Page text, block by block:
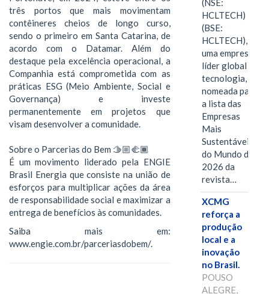
três portos que mais movimentam
contêineres cheios de longo curso,
sendo o primeiro em Santa Catarina, de
acordo com o Datamar. Além do
destaque pela excelência operacional, a
Companhia está comprometida com as
práticas ESG (Meio Ambiente, Social e
Governança) e investe
permanentemente em projetos que
visam desenvolver a comunidade.
Sobre o Parcerias do Bem 🫱🏼‍🫲🏾
É um movimento liderado pela ENGIE
Brasil Energia que consiste na união de
esforços para multiplicar ações da área
de responsabilidade social e maximizar a
entrega de benefícios às comunidades.
Saiba mais em:
www.engie.com.br/parceriasdobem/.
(NSE:
HCLTECH)
(BSE:
HCLTECH),
uma empresa
líder global em
tecnologia, foi
nomeada para
a lista das
Empresas
Mais
Sustentáveis
do Mundo de
2026 da
revista…
XCMG
reforça a
produção
local e a
inovação
no Brasil.
POUSO
ALEGRE,